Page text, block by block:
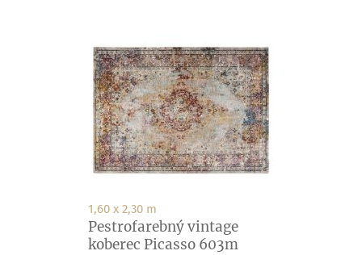
1,60 x 2,30 m
Pestrofarebný vintage
koberec Picasso 603m